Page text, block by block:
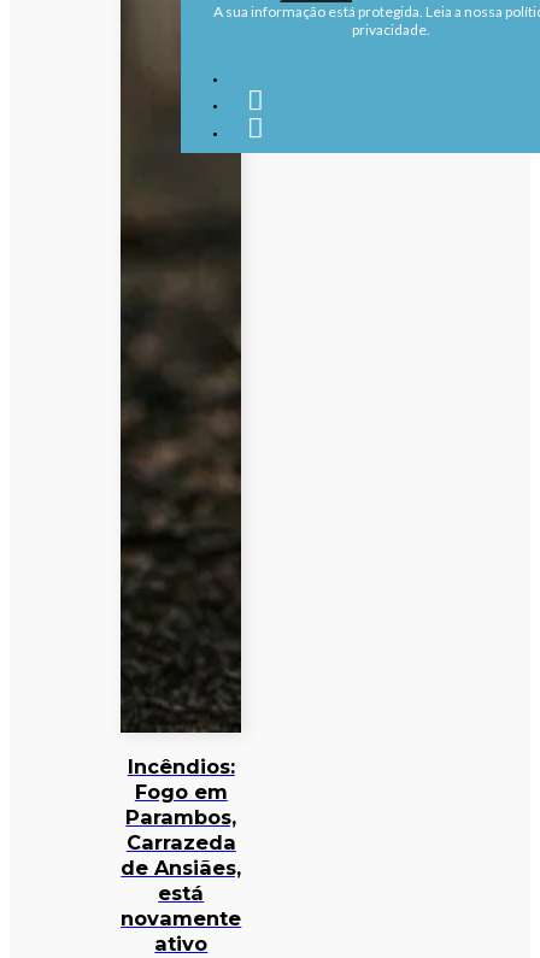
Incêndios:
Fogo em
Parambos,
Carrazeda
de Ansiães,
está
novamente
ativo
A sua informação está protegida. Leia a nossa
privacidade.